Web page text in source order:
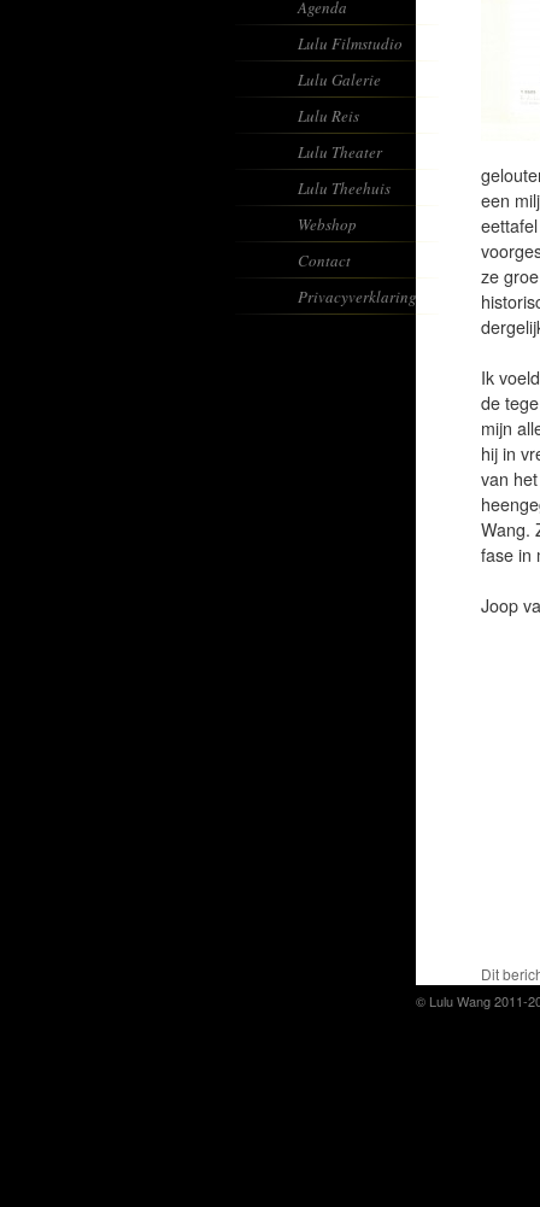
Agenda
Lulu Filmstudio
Lulu Galerie
Lulu Reis
Lulu Theater
Lulu Theehuis
Webshop
Contact
Privacyverklaring
een
ze
Ik
de
mijn
hij in
van
Wang.
fase in
Joop
Dit
© Lulu Wang 2011-